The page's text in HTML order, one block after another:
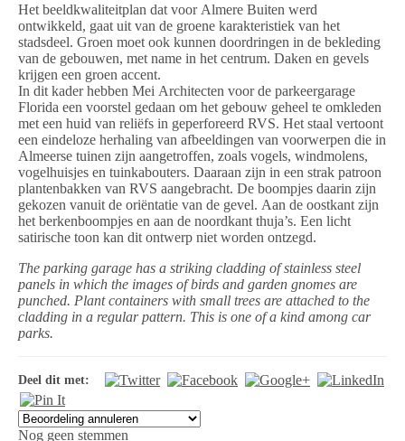
Het beeldkwaliteitplan dat voor Almere Buiten werd
ontwikkeld, gaat uit van de groene karakteristiek van het
stadsdeel. Groen moet ook kunnen doordringen in de bekleding
van de gebouwen, met name in het centrum. Daken en gevels
krijgen een groen accent.
In dit kader hebben Mei Architecten voor de parkeergarage
Florida een voorstel gedaan om het gebouw geheel te omkleden
met een huid van reliëfs in geperforeerd RVS. Het staal vertoont
een eindeloze herhaling van afbeeldingen van voorwerpen die in
Almeerse tuinen zijn aangetroffen, zoals vogels, windmolens,
vogelhuisjes en tuinkabouters. Daaraan zijn in een strak patroon
plantenbakken van RVS aangebracht. De boompjes daarin zijn
gekozen vanuit de oriëntatie van de gevel. Aan de oostkant zijn
het berkenboompjes en aan de noordkant thuja’s. Een licht
satirische toon kan dit ontwerp niet worden ontzegd.
The parking garage has a striking cladding of stainless steel
panels in which the images of birds and garden gnomes are
punched. Plant containers with small trees are attached to the
cladding in a regular pattern. This is one of a kind among car
parks.
Deel dit met:
Nog geen stemmen